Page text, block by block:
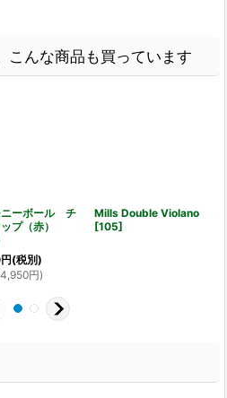
こんな商品も買っています
ニーボール チ
プ（赤）
円(税別)
4,950円)
Mills Double Violano
[105]